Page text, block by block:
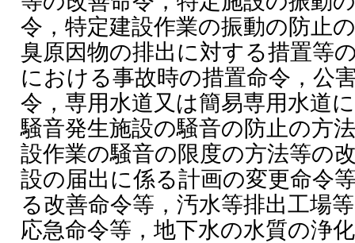
令，特定建設作業の振動の防止
臭原因物の排出に対する措置等
における事故時の措置命令，公
令，専用水道又は簡易専用水道
騒音発生施設の騒音の防止の方
設作業の騒音の限度の方法等の
設の届出に係る計画の変更命令
る改善命令等，汚水等排出工場
応急命令等，地下水の水質の浄